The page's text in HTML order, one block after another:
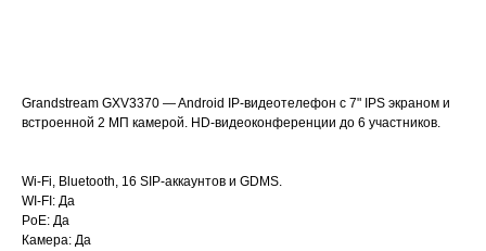
Grandstream GXV3370 — Android IP-видеотелефон с 7" IPS экраном и
встроенной 2 МП камерой. HD-видеоконференции до 6 участников.
Wi-Fi, Bluetooth, 16 SIP-аккаунтов и GDMS.
WI-FI: Да
PoE: Да
Камера: Да